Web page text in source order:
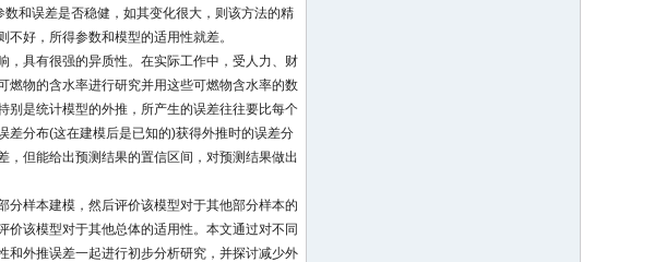
和误差是否稳健，如其变化很大，则该方法的精
好，所得参数和模型的适用性就差。
，具有很强的异质性。在实际工作中，受人力、财
燃物的含水率进行研究并用这些可燃物含水率的数
别是统计模型的外推，所产生的误差往往要比每个
差分布(这在建模后是已知的)获得外推时的误差分
但能给出预测结果的置信区间，对预测结果做出
分样本建模，然后评价该模型对于其他部分样本的
该模型对于其他总体的适用性。本文通过对不同
和外推误差一起进行初步分析研究，并探讨减少外